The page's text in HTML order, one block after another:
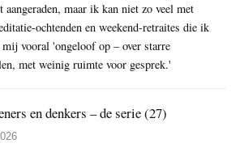
maar ik kan niet zo veel met
ochtenden en weekend-retraites die ik
mij vooral 'ongeloof op – over starre
met weinig ruimte voor gesprek.'
en denkers – de serie (27)